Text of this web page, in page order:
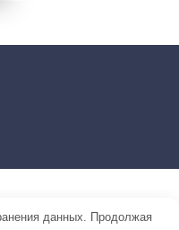
данных. Продолжая